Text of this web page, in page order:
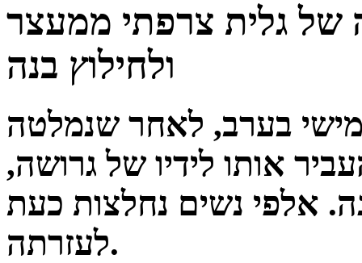
של גלית צרפתי ממעצר
ולחילוץ בנה
בערב, לאחר שנמלטה
אותו לידיו של גרושה,
אלפי נשים נחלצות כעת
לעזרתה.